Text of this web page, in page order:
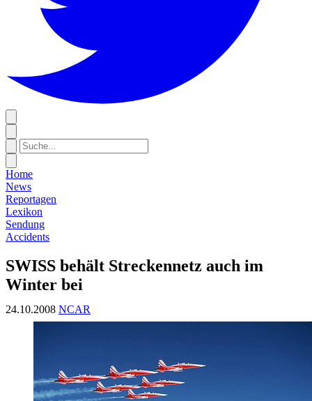
Home
News
Reportagen
Lexikon
Sendung
Accidents
SWISS behält Streckennetz auch im
Winter bei
24.10.2008 NCAR